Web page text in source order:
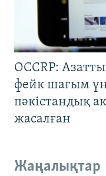
OCCRP:
фейк шағым
пәкістандық
жасалған
Жаңалықтар